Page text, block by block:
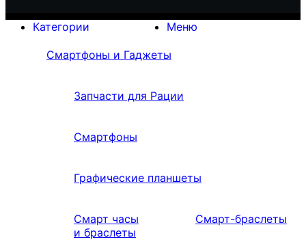
Меню
Категории
Смартфоны и Гаджеты
Запчасти для Рации
Смартфоны
Графические планшеты
Смарт часы
и браслеты
Смарт-браслеты